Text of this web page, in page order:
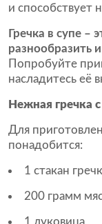
и способствует
Гречка в супе –
разнообразить
Попробуйте
насладитесь её
Нежная гречка
Для
понадобится:
1 стакан
200 грамм
1 луковица